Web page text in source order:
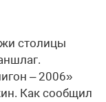
столицы
– 2006»
Как сообщил